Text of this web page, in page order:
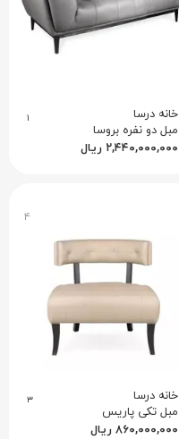
خانه درسا ۱
مبل دو نفره بروسا
۲,۴۴۰,۰۰۰,۰۰۰ ریال
۴
خانه درسا ۳
مبل تکی پاریس
۸۶۰,۰۰۰,۰۰۰ ریال